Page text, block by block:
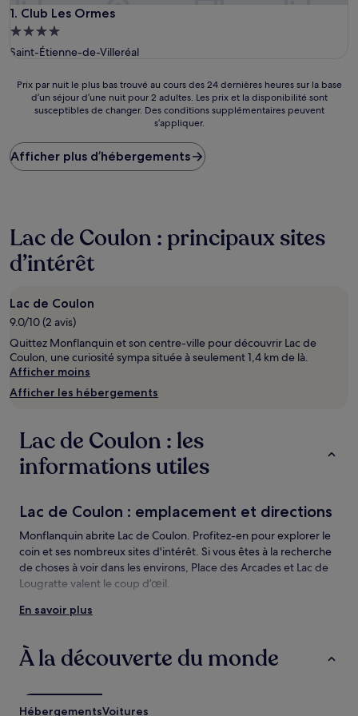
1. Club Les Ormes
Club Les Ormes
Hébergement
4.0 étoiles
Saint-Étienne-de-Villeréal
Prix
plus
bas
trouvé
24 dernières
heures
sur
la
d’un
séjour
d’une
nuit
pour
2 adultes.
Les
prix
disponibilité
sont
susceptibles
Des
conditions
supplémentaires
peuvent
s’appliquer.
Prix par nuit le plus bas trouvé au cours des 24 dernières heures sur la base
d’un séjour d’une nuit pour 2 adultes. Les prix et la disponibilité sont
susceptibles de changer. Des conditions supplémentaires peuvent
s’appliquer.
Afficher plus d’hébergements
Lac de Coulon : principaux sites
d’intérêt
Lac de Coulon
9.0/10 (2 avis)
Quittez Monflanquin et son centre-ville pour découvrir Lac de
Coulon, une curiosité sympa située à seulement 1,4 km de là.
Afficher moins
Afficher les hébergements
Lac de Coulon : les
informations utiles
Lac de Coulon : emplacement et directions
Monflanquin abrite Lac de Coulon. Profitez-en pour explorer le
coin et ses nombreux sites d'intérêt. Si vous êtes à la recherche
de choses à voir dans les environs, Place des Arcades et Lac de
Lougratte valent le coup d’œil.
Lac de Coulon : les choses à voir et
Lac de Coulon : les choses à voir à proximité
Place des Arcades
Lac de Lougratte
En savoir plus
À la découverte du monde
HébergementsVoitures